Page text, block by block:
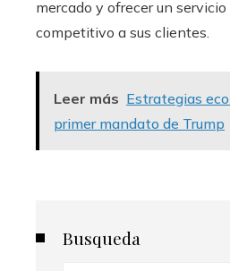
mercado y ofrecer un
competitivo a sus clientes.
Leer más Estrategias
primer mandato de Trump
Busqueda